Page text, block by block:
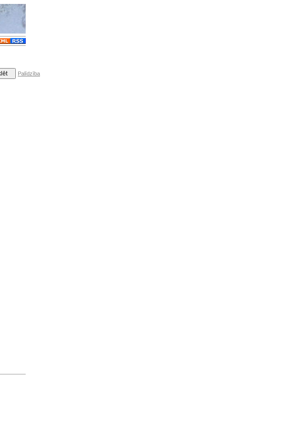
Palīdzība